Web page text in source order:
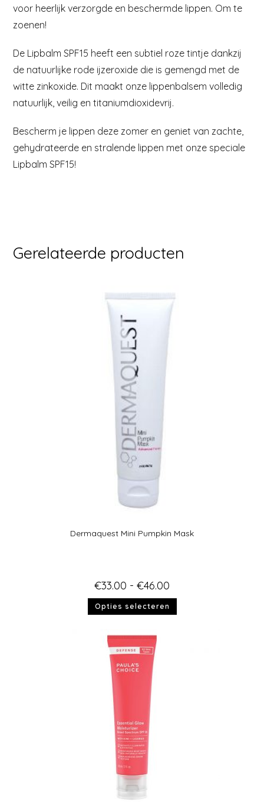
voor heerlijk verzorgde en beschermde lippen. Om te
zoenen!
De Lipbalm SPF15 heeft een subtiel roze tintje dankzij
de natuurlijke rode ijzeroxide die is gemengd met de
witte zinkoxide. Dit maakt onze lippenbalsem volledig
natuurlijk, veilig en titaniumdioxidevrij.
Bescherm je lippen deze zomer en geniet van zachte,
gehydrateerde en stralende lippen met onze speciale
Lipbalm SPF15!
Gerelateerde producten
Dermaquest Mini Pumpkin Mask
€33.00 - €46.00
Opties selecteren